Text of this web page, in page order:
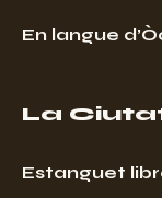
En langue
La
Estanguet